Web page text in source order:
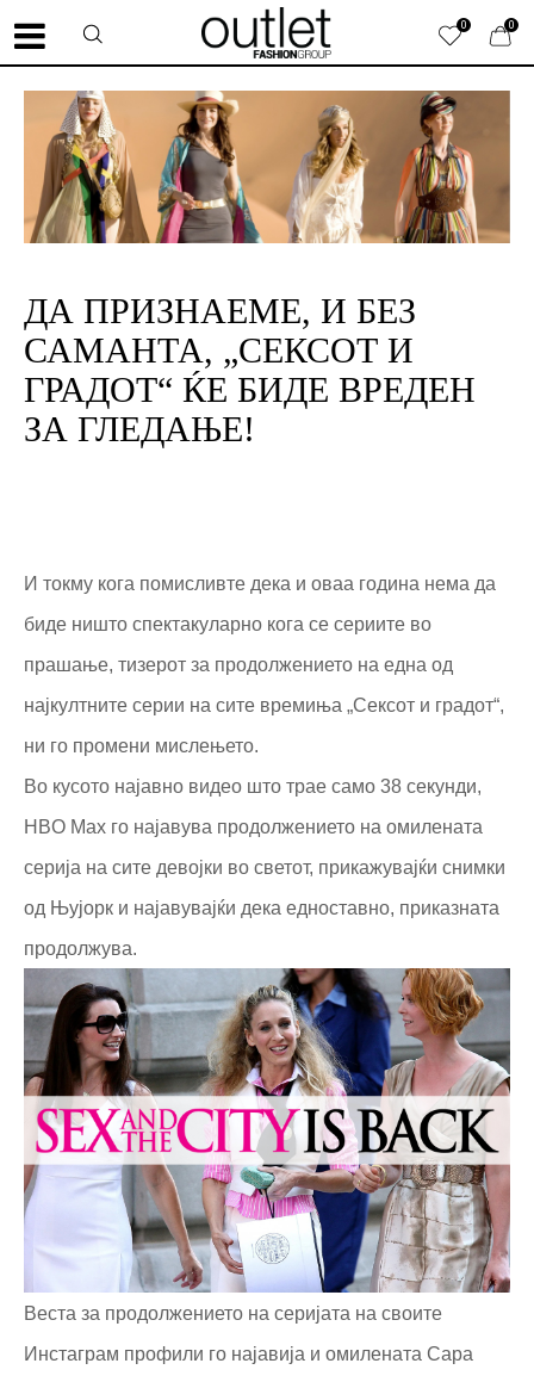
0
0
ДА ПРИЗНАЕМЕ, И БЕЗ
САМАНТА, „СЕКСОТ И
ГРАДОТ“ ЌЕ БИДЕ ВРЕДЕН
ЗА ГЛЕДАЊЕ!
И токму кога помисливте дека и оваа година нема да
биде ништо спектакуларно кога се сериите во
прашање, тизерот за продолжението на една од
најкултните серии на сите времиња „Сексот и градот“,
ни го промени мислењето.
Во кусото најавно видео што трае само 38 секунди,
HBO Max го најавува продолжението на омилената
серија на сите девојки во светот, прикажувајќи снимки
од Њујорк и најавувајќи дека едноставно, приказната
продолжува.
Веста за продолжението на серијата на своите
Инстаграм профили го најавија и омилената Сара